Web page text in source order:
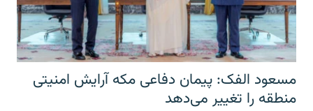
مسعود الفک: پیمان دفاعی مکه آرایش امنیتی
منطقه را تغییر می‌دهد